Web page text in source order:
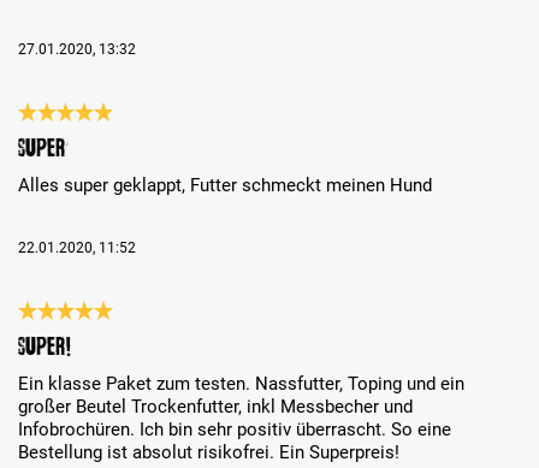
27.01.2020, 13:32
Bewertung mit 5 von 5 Sternen
Super
Alles super geklappt, Futter schmeckt meinen Hund
22.01.2020, 11:52
Bewertung mit 5 von 5 Sternen
Super!
Ein klasse Paket zum testen. Nassfutter, Toping und ein
großer Beutel Trockenfutter, inkl Messbecher und
Infobrochüren. Ich bin sehr positiv überrascht. So eine
Bestellung ist absolut risikofrei. Ein Superpreis!